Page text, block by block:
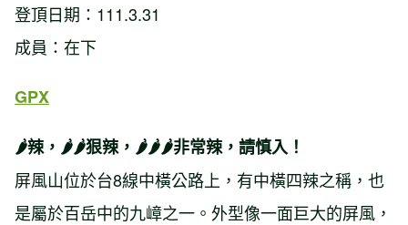
登頂日期：111.3.31
成員：在下
GPX
🌶辣，🌶🌶狠辣，🌶🌶🌶非常辣，請慎入！
屏風山位於台8線中橫公路上，有中橫四辣之稱，也
是屬於百岳中的九嶂之一。外型像一面巨大的屏風，